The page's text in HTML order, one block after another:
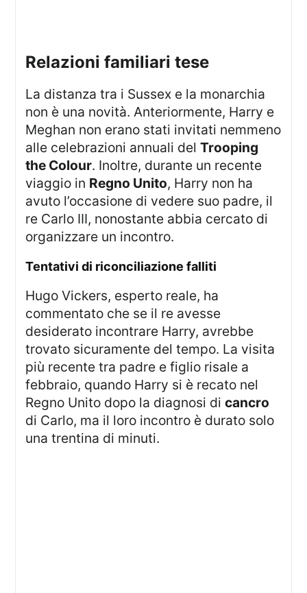
relazioni familiari tese
La distanza tra i Sussex e la monarchia
non è una novità. Anteriormente, Harry e
Meghan non erano stati invitati nemmeno
alle celebrazioni annuali delTrooping
the Colour. Inoltre, durante un recente
viaggio in Regno Unito, Harry non ha
avuto l’occasione di vedere suo padre, il
re Carlo III, nonostante abbia cercato di
organizzare un incontro.
tentativi di riconciliazione falliti
Hugo Vickers, esperto reale, ha
commentato che se il re avesse
desiderato incontrare Harry, avrebbe
trovato sicuramente del tempo. La visita
più recente tra padre e figlio risale a
febbraio, quando Harry si è recato nel
Regno Unito dopo la diagnosi dicancro
di Carlo, ma il loro incontro è durato solo
una trentina di minuti.